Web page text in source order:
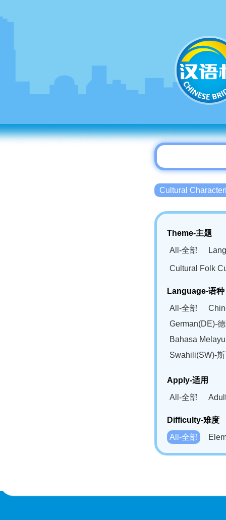
Cultural
Theme-主题
All-全部
Cultural Folk
Language-语种
All-全部
German(DE)-
Bahasa
Swahili(SW)-
Apply-适用
All-全部
Difficulty-难度
All-全部